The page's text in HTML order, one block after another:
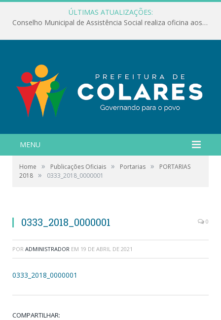
ÚLTIMAS ATUALIZAÇÕES:
Conselho Municipal de Assistência Social realiza oficina aos servidores
MENU
Home » Publicações Oficiais » Portarias »
PORTARIAS
2018 » 0333_2018_0000001
0333_2018_0000001 0
POR ADMINISTRADOR EM 19 DE ABRIL DE 2021
0333_2018_0000001
COMPARTILHAR: